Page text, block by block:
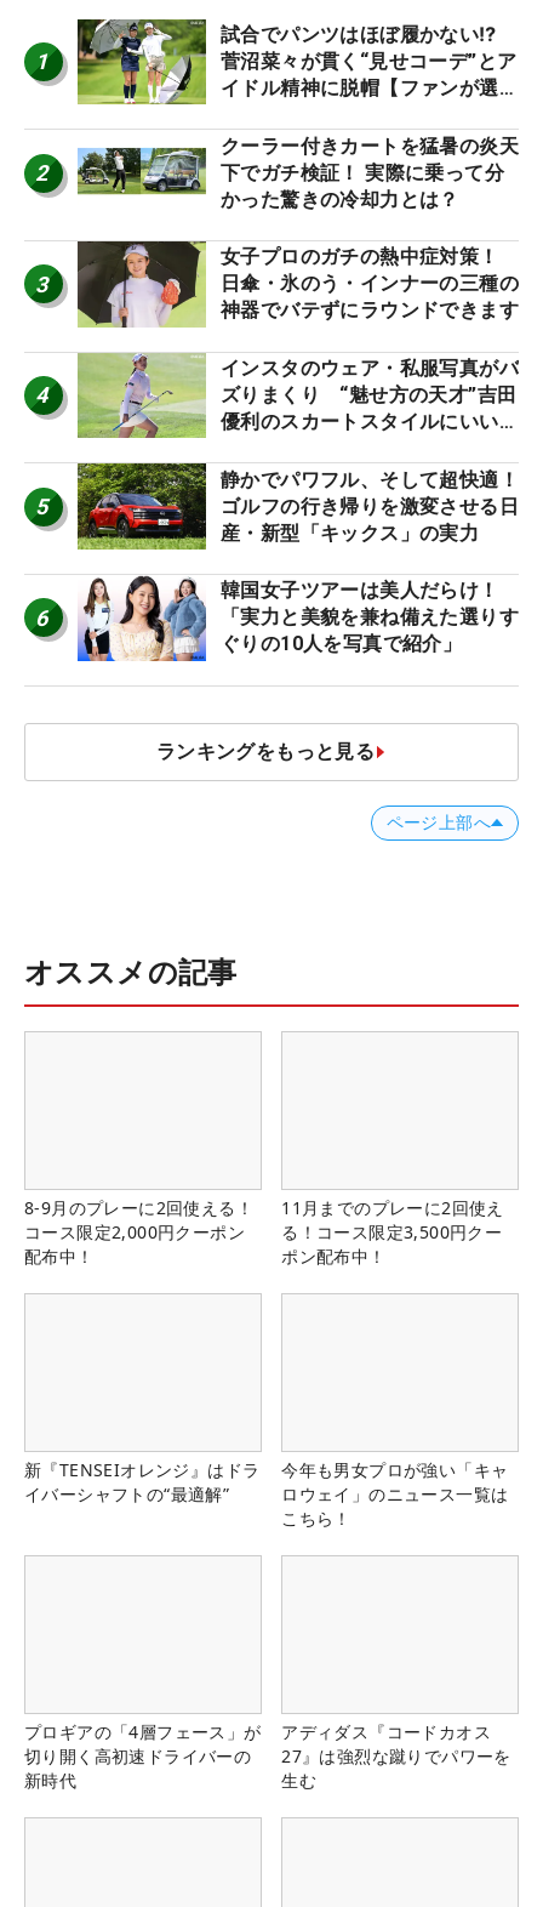
1
試合でパンツはほぼ履かない⁉
菅沼菜々が貫く“見せコーデ”とア
イドル精神に脱帽【ファンが選ぶ
2
クーラー付きカートを猛暑の炎天
下でガチ検証！ 実際に乗って分
かった驚きの冷却力とは？
3
女子プロのガチの熱中症対策！
日傘・氷のう・インナーの三種の
神器でバテずにラウンドできます
4
インスタのウェア・私服写真がバ
ズりまくり “魅せ方の天才”吉田
優利のスカートスタイルにいい
5
静かでパワフル、そして超快適！
ゴルフの行き帰りを激変させる日
産・新型「キックス」の実力
6
韓国女子ツアーは美人だらけ！
「実力と美貌を兼ね備えた選りす
ぐりの10人を写真で紹介」
ランキングをもっと見る
ページ上部へ
オススメの記事
8-9月のプレーに2回使える！
コース限定2,000円クーポン
配布中！
11月までのプレーに2回使え
る！コース限定3,500円クー
ポン配布中！
新『TENSEIオレンジ』はドラ
イバーシャフトの“最適解”
今年も男女プロが強い「キャ
ロウェイ」のニュース一覧は
こちら！
プロギアの「4層フェース」が
切り開く高初速ドライバーの
新時代
アディダス『コードカオス
27』は強烈な蹴りでパワーを
生む